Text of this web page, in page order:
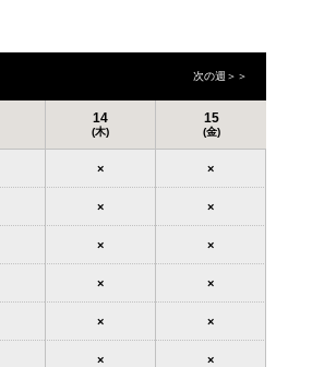
次の週＞＞
14
(木)
15
(金)
× ×
× ×
× ×
× ×
× ×
× ×